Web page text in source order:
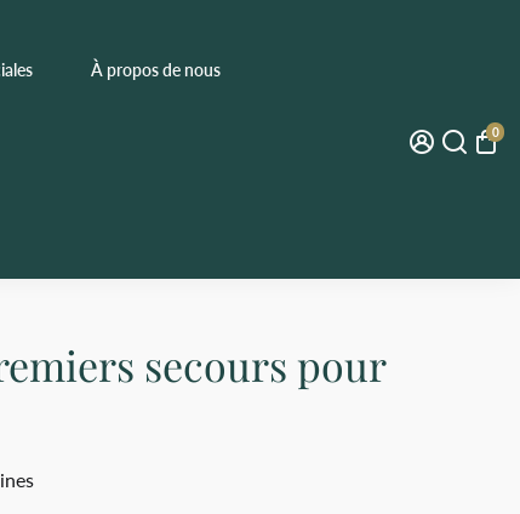
À propos de nous
0
secours pour